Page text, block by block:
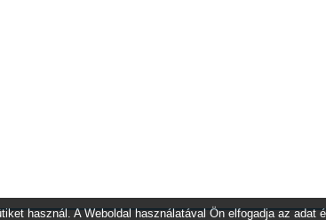
használ. A Weboldal használatával Ön elfogadja az